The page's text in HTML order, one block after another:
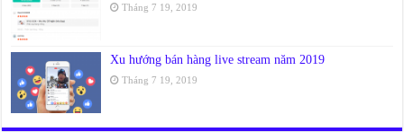
Tháng 7 19, 2019
Xu hướng bán hàng live stream năm 2019
Tháng 7 19, 2019